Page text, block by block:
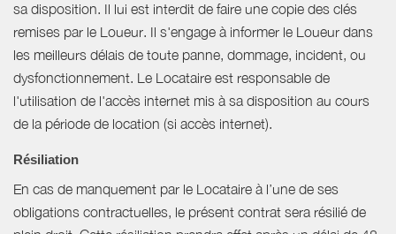
sa disposition. Il lui est interdit de faire une copie des clés
remises par le Loueur. Il s'engage à informer le Loueur dans
les meilleurs délais de toute panne, dommage, incident, ou
dysfonctionnement. Le Locataire est responsable de
l'utilisation de l'accès internet mis à sa disposition au cours
de la période de location (si accès internet).
Résiliation
En cas de manquement par le Locataire à l’une de ses
obligations contractuelles, le présent contrat sera résilié de